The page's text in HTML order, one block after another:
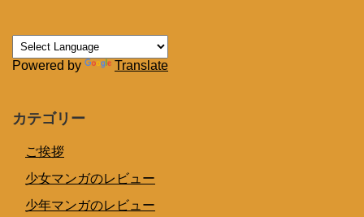
Powered by Translate
カテゴリー
ご挨拶
少女マンガのレビュー
少年マンガのレビュー